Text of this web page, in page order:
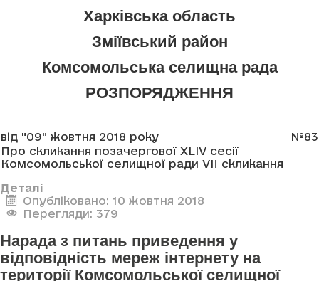
Харківська область
Зміївський район
Комсомольська селищна рада
РОЗПОРЯДЖЕННЯ
від "09" жовтня 2018 року
№83
Про скликання позачергової XLIV сесії
Комсомольської селищної ради VII скликання
Деталі
Опубліковано: 10 жовтня 2018
Перегляди: 379
Нарада з питань приведення у
відповідність мереж інтернету на
території Комсомольської селищної